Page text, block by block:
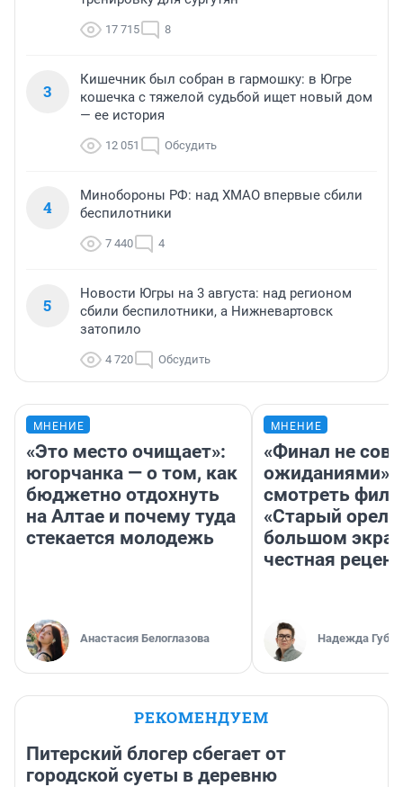
17 715 8
3
Кишечник был собран в гармошку: в Югре
кошечка с тяжелой судьбой ищет новый дом
— ее история
12 051 Обсудить
4
Минобороны РФ: над ХМАО впервые сбили
беспилотники
7 440 4
5
Новости Югры на 3 августа: над регионом
сбили беспилотники, а Нижневартовск
затопило
4 720 Обсудить
МНЕНИЕ
«Это место очищает»:
югорчанка — о том, как
бюджетно отдохнуть
на Алтае и почему туда
стекается молодежь
Анастасия Белоглазова
МНЕНИЕ
«Финал не
ожиданиями»:
смотреть
«Старый орел»
большом
честная
Надежда
РЕКОМЕНДУЕМ
Питерский блогер сбегает от
городской суеты в деревню